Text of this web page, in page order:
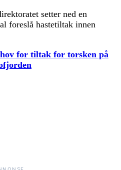
setter ned en
foreslå hastetiltak innen
for tiltak for torsken på